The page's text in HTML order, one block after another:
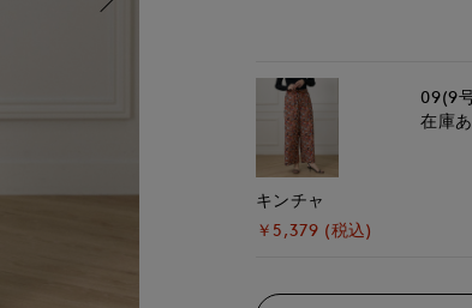
キンチャ
￥5,379 (税込)
09(9
在庫